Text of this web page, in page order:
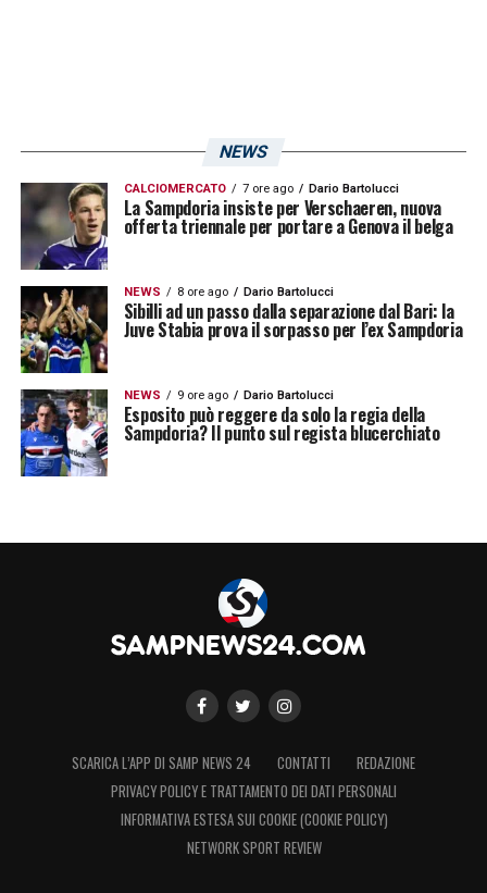
NEWS
CALCIOMERCATO 7 ore ago Dario Bartolucci
La Sampdoria insiste per Verschaeren, nuova
offerta triennale per portare a Genova il belga
NEWS 8 ore ago Dario Bartolucci
Sibilli ad un passo dalla separazione dal Bari: la
Juve Stabia prova il sorpasso per l’ex Sampdoria
NEWS 9 ore ago Dario Bartolucci
Esposito può reggere da solo la regia della
Sampdoria? Il punto sul regista blucerchiato
SCARICA L’APP DI SAMP NEWS 24 CONTATTI
REDAZIONE
PRIVACY POLICY E TRATTAMENTO DEI DATI PERSONALI
INFORMATIVA ESTESA SUI COOKIE (COOKIE POLICY)
NETWORK SPORT REVIEW